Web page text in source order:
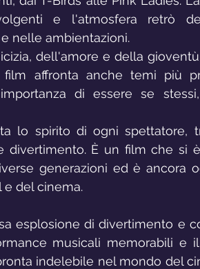
e l'atmosfera retrò
nelle ambientazioni.
dell'amore e della
affronta anche temi più
di essere se stessi,
lo spirito di ogni spettatore,
divertimento. È un film che si
generazioni ed è ancora
e del cinema.
esplosione di divertimento e
musicali memorabili e
indelebile nel mondo del